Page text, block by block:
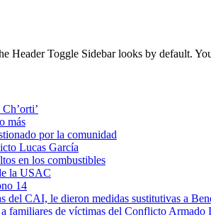
Header Toggle Sidebar looks by default.
más
por la comunidad
Lucas García
en los combustibles
la USAC
14
del CAI, le dieron medidas sustitutivas a
familiares de víctimas del Conflicto Armado